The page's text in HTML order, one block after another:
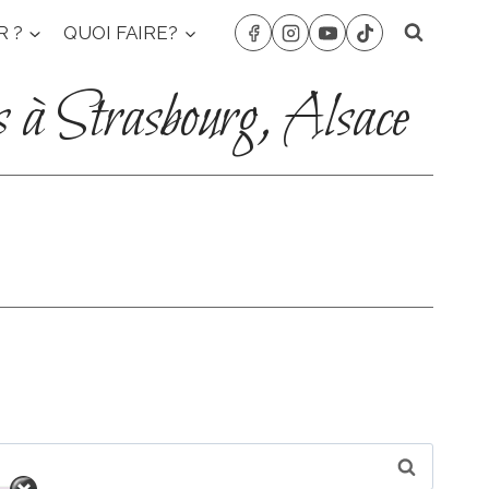
? QUOI FAIRE?
Strasbourg, Alsace